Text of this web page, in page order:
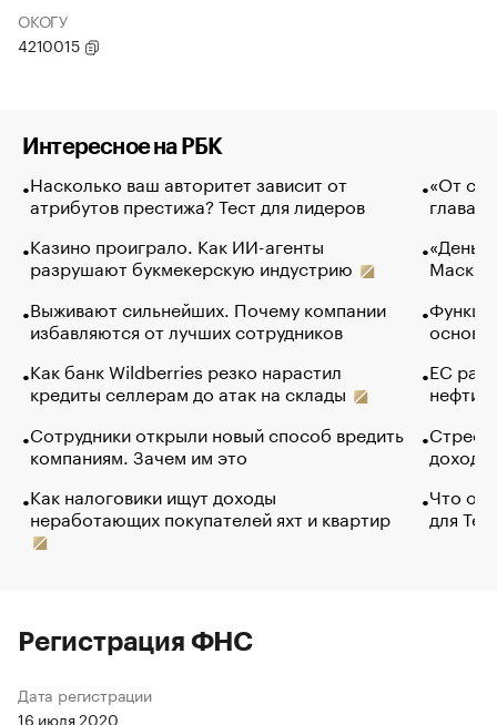
ОКОГУ
4210015
Интересное на РБК
Насколько ваш авторитет зависит от
атрибутов престижа? Тест для лидеров
Казино проиграло. Как ИИ-агенты
разрушают букмекерскую индустрию
Выживают сильнейших. Почему компании
избавляются от лучших сотрудников
Как банк Wildberries резко нарастил
кредиты селлерам до атак на склады
Сотрудники открыли новый способ вредить
компаниям. Зачем им это
Как налоговики ищут доходы
неработающих покупателей яхт и квартир
«От
глава
Маск в
основ
ЕС
нефти
Что
для
Регистрация ФНС
Дата регистрации
16 июля 2020